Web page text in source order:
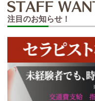
注目のお知らせ！